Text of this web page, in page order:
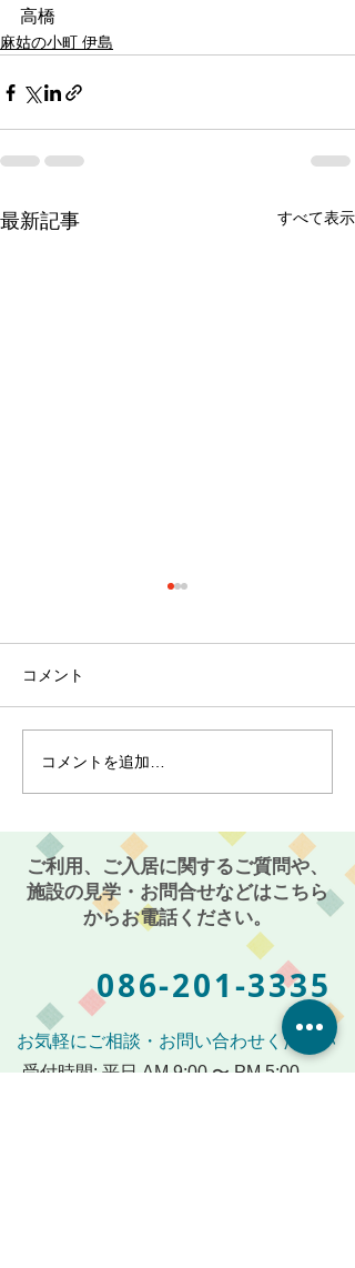
高橋
麻姑の小町 伊島
最新記事 すべて表示
最近のブーム〜小規模多
機能ホーム麻姑の小町伊
コメント
コメントを追加…
ご利用、ご入居に関するご質問や、
施設の見学・お問合せなどはこちら
からお電話ください。
086-201-3335
お気軽にご相談・お問い合わせください
受付時間: 平日 AM 9:00 〜 PM 5:00